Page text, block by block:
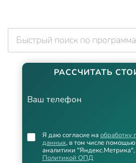
РАССЧИТАТЬ
Ваш телефон
Я даю согласие на обработку
данных, в том числе
аналитики "Яндекс.Метрика",
Политикой ОПД